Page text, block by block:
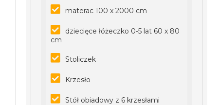
materac 100 x 2000 cm
dziecięce łóżeczko 0-5 lat 60 x 80
cm
Stoliczek
Krzesło
Stół obiadowy z 6 krzesłami